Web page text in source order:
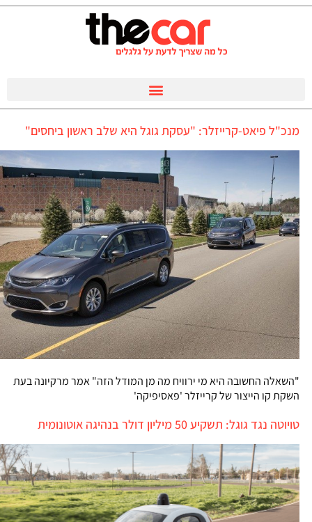
מנכ"ל פיאט-קרייזלר: "עסקת גוגל היא שלב ראשון ביחסים"
"השאלה החשובה היא מי ירוויח מה מן המודל הזה" אמר מרקיונה בעת
השקת קו הייצור של קרייזלר 'פאסיפיקה'
טויוטה נגד גוגל: תשקיע 50 מיליון דולר בנהיגה אוטונומית